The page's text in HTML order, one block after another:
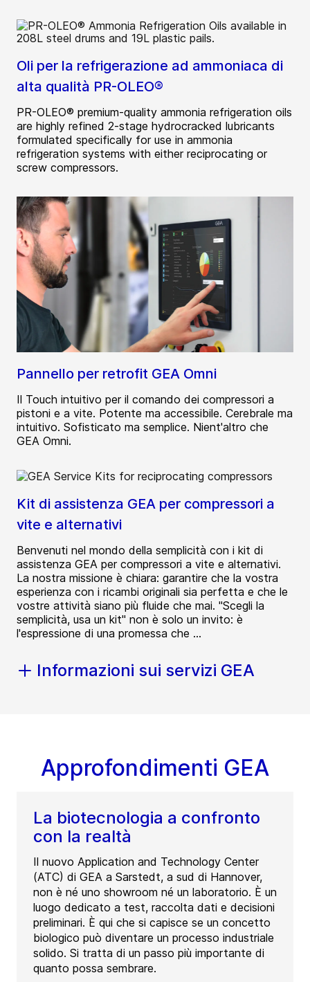
Oli per la refrigerazione ad ammoniaca di
alta qualità PR-OLEO®
PR-OLEO® premium-quality ammonia refrigeration oils
are highly refined 2-stage hydrocracked lubricants
formulated specifically for use in ammonia
refrigeration systems with either reciprocating or
screw compressors.
Pannello per retrofit GEA Omni
Il Touch intuitivo per il comando dei compressori a
pistoni e a vite. Potente ma accessibile. Cerebrale ma
intuitivo. Sofisticato ma semplice. Nient'altro che
GEA Omni.
Kit di assistenza GEA per compressori a
vite e alternativi
Benvenuti nel mondo della semplicità con i kit di
assistenza GEA per compressori a vite e alternativi.
La nostra missione è chiara: garantire che la vostra
esperienza con i ricambi originali sia perfetta e che le
vostre attività siano più fluide che mai. "Scegli la
semplicità, usa un kit" non è solo un invito: è
l'espressione di una promessa che ...
Informazioni sui servizi GEA
Approfondimenti GEA
La biotecnologia a confronto
con la realtà
Il nuovo Application and Technology Center
(ATC) di GEA a Sarstedt, a sud di Hannover,
non è né uno showroom né un laboratorio. È un
luogo dedicato a test, raccolta dati e decisioni
preliminari. È qui che si capisce se un concetto
biologico può diventare un processo industriale
solido. Si tratta di un passo più importante di
quanto possa sembrare.